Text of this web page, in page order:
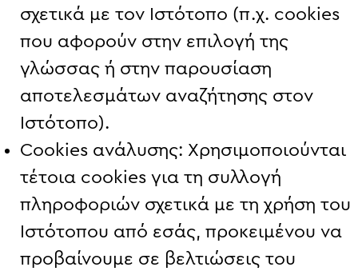
σχετικά με τον Ιστότοπο (π.χ. cookies
που αφορούν στην επιλογή της
γλώσσας ή στην παρουσίαση
αποτελεσμάτων αναζήτησης στον
Ιστότοπο).
Cookies ανάλυσης: Χρησιμοποιούνται
τέτοια cookies για τη συλλογή
πληροφοριών σχετικά με τη χρήση του
Ιστότοπου από εσάς, προκειμένου να
προβαίνουμε σε βελτιώσεις του